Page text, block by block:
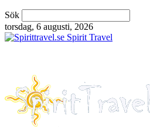
Sök
torsdag, 6 augusti, 2026
Spirit Travel